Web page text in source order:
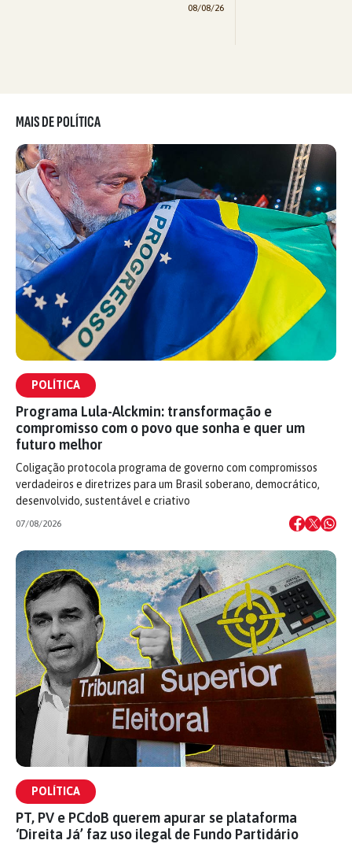
08/08/26
MAIS DE POLÍTICA
POLÍTICA
Programa Lula-Alckmin: transformação e
compromisso com o povo que sonha e quer um
futuro melhor
Coligação protocola programa de governo com compromissos
verdadeiros e diretrizes para um Brasil soberano, democrático,
desenvolvido, sustentável e criativo
07/08/2026
POLÍTICA
PT, PV e PCdoB querem apurar se plataforma
‘Direita Já’ faz uso ilegal de Fundo Partidário